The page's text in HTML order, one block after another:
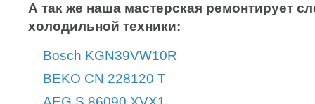
А так же наша мастерская ремонтирует
холодильной техники:
Bosch KGN39VW10R
BEKO CN 228120 T